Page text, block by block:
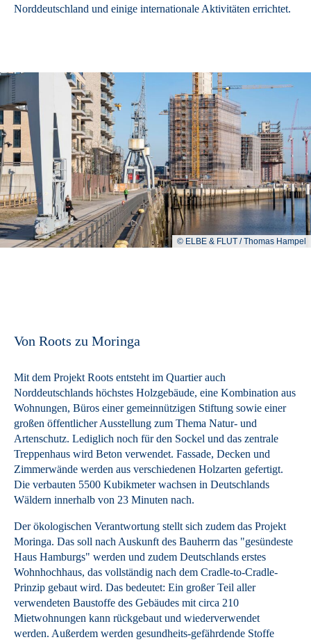
Norddeutschland und einige internationale Aktivitäten errichtet.
© ELBE & FLUT / Thomas Hampel
Von Roots zu Moringa
Mit dem Projekt Roots entsteht im Quartier auch
Norddeutschlands höchstes Holzgebäude, eine Kombination aus
Wohnungen, Büros einer gemeinnützigen Stiftung sowie einer
großen öffentlicher Ausstellung zum Thema Natur- und
Artenschutz. Lediglich noch für den Sockel und das zentrale
Treppenhaus wird Beton verwendet. Fassade, Decken und
Zimmerwände werden aus verschiedenen Holzarten gefertigt.
Die verbauten 5500 Kubikmeter wachsen in Deutschlands
Wäldern innerhalb von 23 Minuten nach.
Der ökologischen Verantwortung stellt sich zudem das Projekt
Moringa. Das soll nach Auskunft des Bauherrn das "gesündeste
Haus Hamburgs" werden und zudem Deutschlands erstes
Wohnhochhaus, das vollständig nach dem Cradle-to-Cradle-
Prinzip gebaut wird. Das bedeutet: Ein großer Teil aller
verwendeten Baustoffe des Gebäudes mit circa 210
Mietwohnungen kann rückgebaut und wiederverwendet
werden. Außerdem werden gesundheits-gefährdende Stoffe